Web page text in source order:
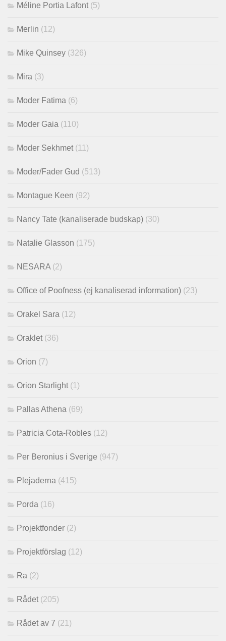
Méline Portia Lafont (5)
Merlin (12)
Mike Quinsey (326)
Mira (3)
Moder Fatima (6)
Moder Gaia (110)
Moder Sekhmet (11)
Moder/Fader Gud (513)
Montague Keen (92)
Nancy Tate (kanaliserade budskap) (30)
Natalie Glasson (175)
NESARA (2)
Office of Poofness (ej kanaliserad information) (23)
Orakel Sara (12)
Oraklet (36)
Orion (7)
Orion Starlight (1)
Pallas Athena (69)
Patricia Cota-Robles (12)
Per Beronius i Sverige (947)
Plejaderna (415)
Porda (16)
Projektfonder (2)
Projektförslag (12)
Ra (2)
Rådet (205)
Rådet av 7 (21)